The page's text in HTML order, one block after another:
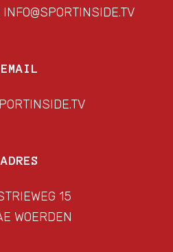
EMAIL
ADRES
15
WOERDEN